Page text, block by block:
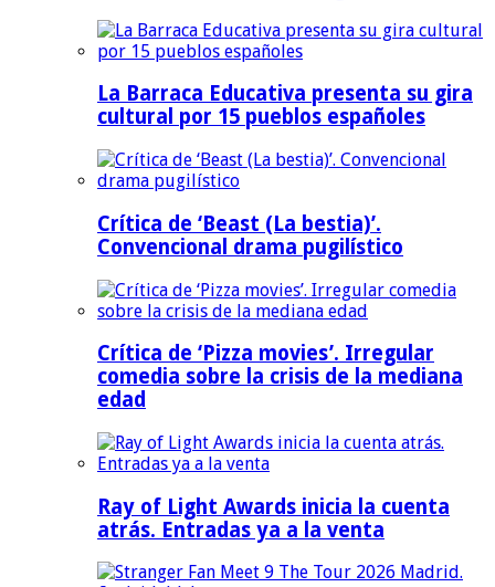
La Barraca Educativa presenta su gira
cultural por 15 pueblos españoles
Crítica de ‘Beast (La bestia)’.
Convencional drama pugilístico
Crítica de ‘Pizza movies’. Irregular
comedia sobre la crisis de la mediana
edad
Ray of Light Awards inicia la cuenta
atrás. Entradas ya a la venta